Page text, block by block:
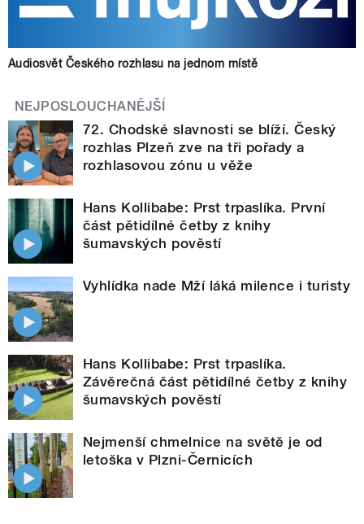
Audiosvět Českého rozhlasu na jednom místě
NEJPOSLOUCHANĚJŠÍ
72. Chodské slavnosti se blíží. Český
rozhlas Plzeň zve na tři pořady a
rozhlasovou zónu u věže
Hans Kollibabe: Prst trpaslíka. První
část pětidílné četby z knihy
šumavských pověstí
Vyhlídka nade Mží láká milence i turisty
Hans Kollibabe: Prst trpaslíka.
Závěrečná část pětidílné četby z knihy
šumavských pověstí
Nejmenší chmelnice na světě je od
letoška v Plzni-Černicích